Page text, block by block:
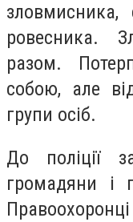
ровесника.
разом.
собою, але
групи осіб.
До поліції
громадяни і